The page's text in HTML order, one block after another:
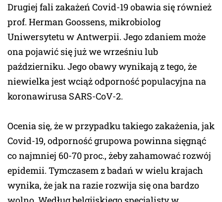
Drugiej fali zakażeń Covid-19 obawia się również
prof. Herman Goossens, mikrobiolog
Uniwersytetu w Antwerpii. Jego zdaniem może
ona pojawić się już we wrześniu lub
październiku. Jego obawy wynikają z tego, że
niewielka jest wciąż odporność populacyjna na
koronawirusa SARS-CoV-2.
Ocenia się, że w przypadku takiego zakażenia, jak
Covid-19, odporność grupowa powinna sięgnąć
co najmniej 60-70 proc., żeby zahamować rozwój
epidemii. Tymczasem z badań w wielu krajach
wynika, że jak na razie rozwija się ona bardzo